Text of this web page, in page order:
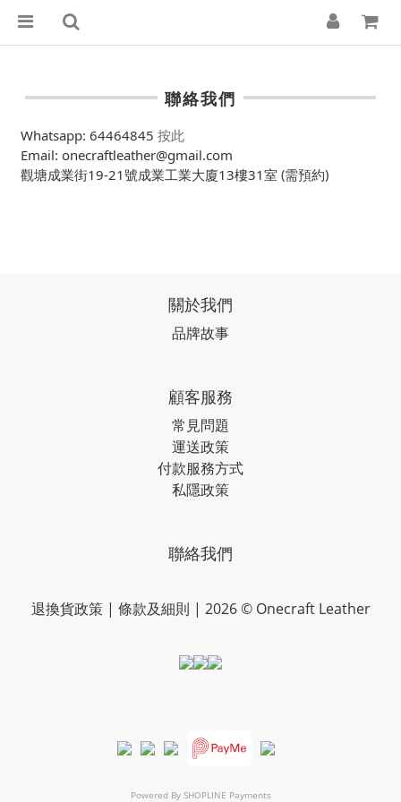
聯絡我們
Whatsapp: 64464845 按此
Email: onecraftleather@gmail.com
觀塘成業街19-21號成業工業大廈13樓31室 (需預約)
關於我們
品牌故事
顧客服務
常見問題
運送政策
付款服務方式
私隱政策
聯絡我們
退換貨政策| 條款及細則 | 2026 © Onecraft Leather
Powered By SHOPLINE Payments